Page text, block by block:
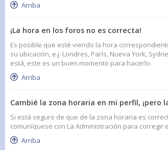
Arriba
¡La hora en los foros no es correcta!
Es posible que esté viendo la hora
su ubicación, e.j. Londres, París, Nueva York,
está, este es un buen momento para hacerlo.
Arriba
Cambié la zona horaria en mi perfil, ¡pero
Si está seguro de que de la zona horaria es
comuníquese con La Administración para corregir
Arriba